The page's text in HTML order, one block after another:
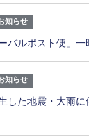
知らせ
バルポスト便」一
知らせ
した地震・大雨